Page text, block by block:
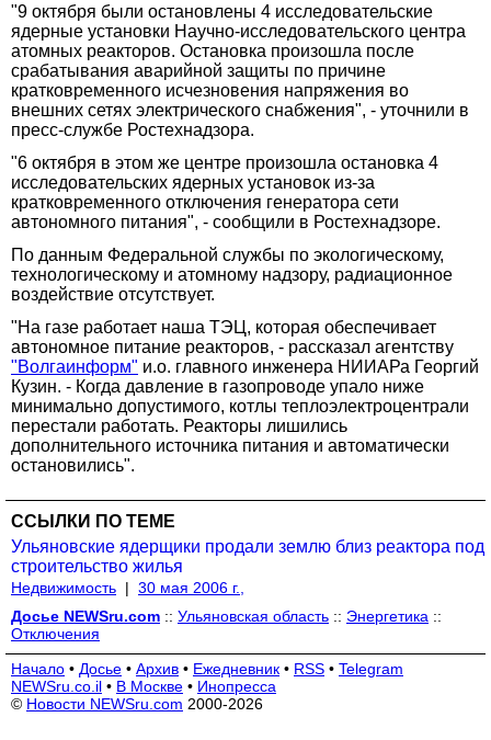
"9 октября были остановлены 4 исследовательские
ядерные установки Научно-исследовательского центра
атомных реакторов. Остановка произошла после
срабатывания аварийной защиты по причине
кратковременного исчезновения напряжения во
внешних сетях электрического снабжения", - уточнили в
пресс-службе Ростехнадзора.
"6 октября в этом же центре произошла остановка 4
исследовательских ядерных установок из-за
кратковременного отключения генератора сети
автономного питания", - сообщили в Ростехнадзоре.
По данным Федеральной службы по экологическому,
технологическому и атомному надзору, радиационное
воздействие отсутствует.
"На газе работает наша ТЭЦ, которая обеспечивает
автономное питание реакторов, - рассказал агентству
"Волгаинформ" и.о. главного инженера НИИАРа Георгий
Кузин. - Когда давление в газопроводе упало ниже
минимально допустимого, котлы теплоэлектроцентрали
перестали работать. Реакторы лишились
дополнительного источника питания и автоматически
остановились".
ССЫЛКИ ПО ТЕМЕ
Ульяновские ядерщики продали землю близ реактора под
строительство жилья
Недвижимость | 30 мая 2006 г.,
Досье NEWSru.com :: Ульяновская область :: Энергетика ::
Отключения
Начало • Досье • Архив • Ежедневник • RSS • Telegram
NEWSru.co.il • В Москве • Инопресса
© Новости NEWSru.com 2000-2026